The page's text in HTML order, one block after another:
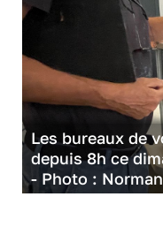
Les bureaux de
depuis 8h ce
- Photo :